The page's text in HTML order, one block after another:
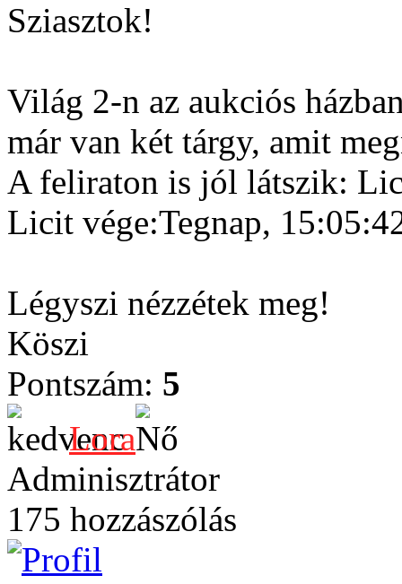
Sziasztok!
Világ 2-n az aukciós
már van két tárgy, amit
A feliraton is jól látszik:
Licit vége:Tegnap,
Légyszi nézzétek meg!
Köszi
Pontszám: 5
Lora
Adminisztrátor
175 hozzászólás